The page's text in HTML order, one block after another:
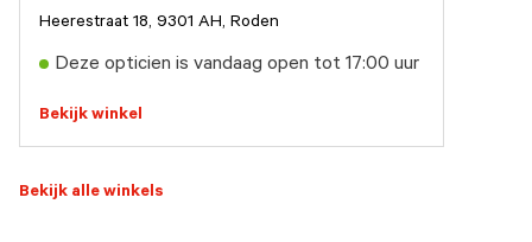
Heerestraat 18, 9301 AH, Roden
Deze opticien is vandaag open tot 17:00 uur
Bekijk winkel
Bekijk alle winkels